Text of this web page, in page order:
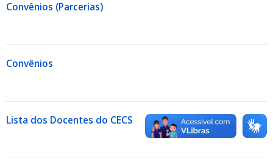
Convênios (Parcerias)
Convênios
Lista dos Docentes do CECS